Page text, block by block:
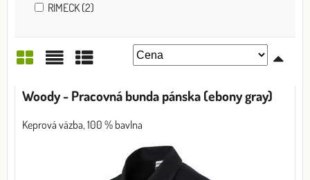
RIMECK (2)
Mriežka
Woody - Pracovná bunda pánska (ebony gray)
Keprová väzba, 100 % bavlna